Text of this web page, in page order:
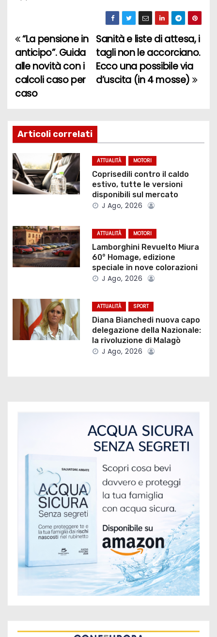
N
a
v
g
a
z
i
n
e
a
t
Sanità e liste di attesa, i
tagli non le accorciano.
Ecco una possibile via
d’uscita (in 4 mosse)
“La pensione in
anticipo”. Guida
alle novità con i
calcoli caso per
caso
Articoli correlati
ATTUALITÀ MOTORI
Coprisedili contro il caldo
estivo, tutte le versioni
disponibili sul mercato
J Ago, 2026
ATTUALITÀ MOTORI
Lamborghini Revuelto Miura
60° Homage, edizione
speciale in nove colorazioni
J Ago, 2026
ATTUALITÀ SPORT
Diana Bianchedi nuova capo
delegazione della Nazionale:
la rivoluzione di Malagò
J Ago, 2026